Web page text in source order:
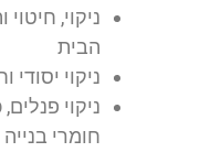
ניקוי,
הבית
ניקוי
ניקוי
חומרי